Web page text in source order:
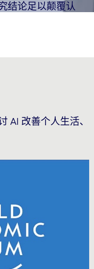
结论足以颠覆认
AI 改善个人生活、